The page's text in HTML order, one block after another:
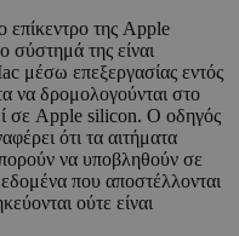
επίκεντρο της Apple
σύστημά της είναι
μέσω επεξεργασίας εντός
να δρομολογούνται στο
σε Apple silicon. Ο οδηγός
ότι τα αιτήματα
να υποβληθούν σε
που αποστέλλονται
ούτε είναι